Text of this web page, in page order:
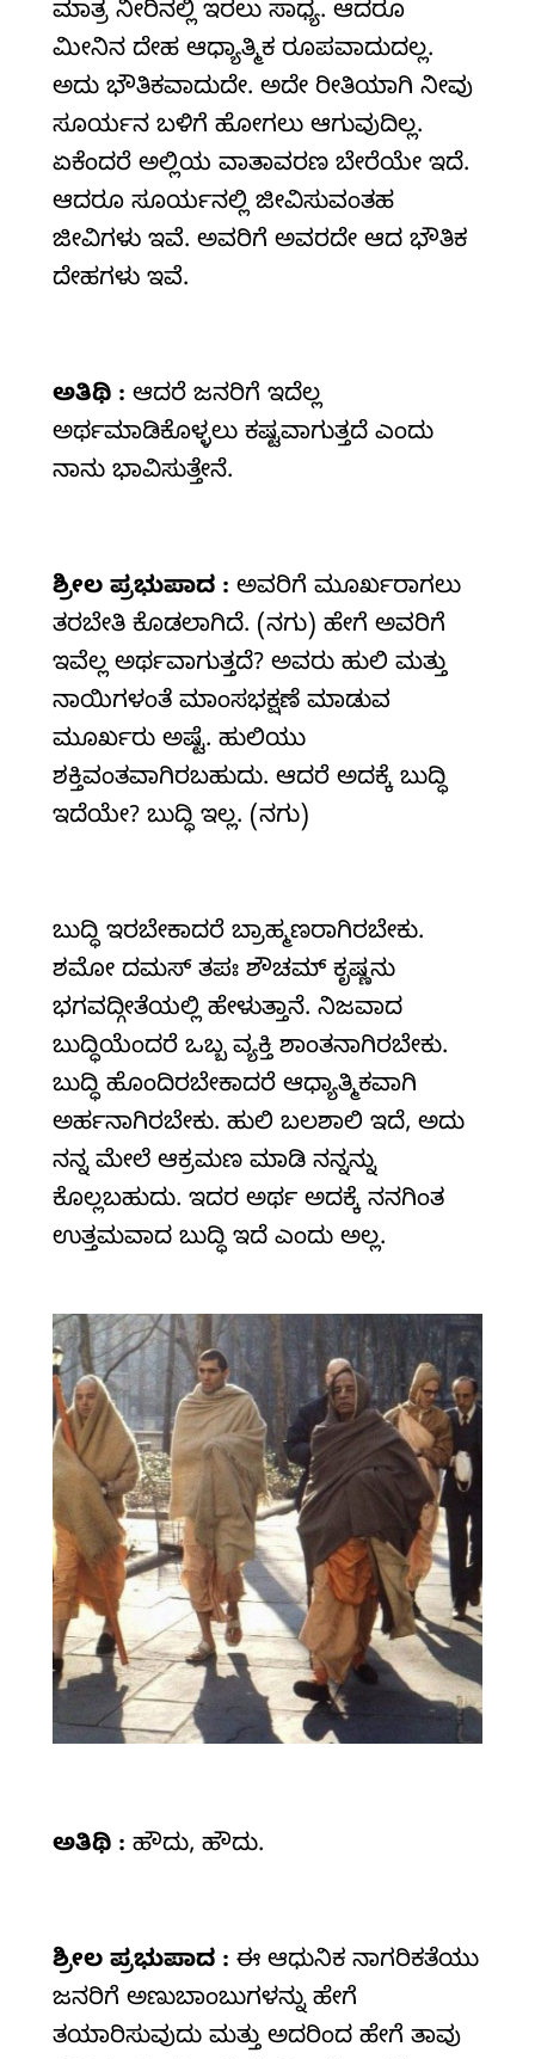
ಮಾತ್ರ ನೀರಿನಲ್ಲಿ ಇರಲು ಸಾಧ್ಯ. ಆದರೂ
ಮೀನಿನ ದೇಹ ಆಧ್ಯಾತ್ಮಿಕ ರೂಪವಾದುದಲ್ಲ.
ಅದು ಭೌತಿಕವಾದುದೇ. ಅದೇ ರೀತಿಯಾಗಿ ನೀವು
ಸೂರ್ಯನ ಬಳಿಗೆ ಹೋಗಲು ಆಗುವುದಿಲ್ಲ.
ಏಕೆಂದರೆ ಅಲ್ಲಿಯ ವಾತಾವರಣ ಬೇರೆಯೇ ಇದೆ.
ಆದರೂ ಸೂರ್ಯನಲ್ಲಿ ಜೀವಿಸುವಂತಹ
ಜೀವಿಗಳು ಇವೆ. ಅವರಿಗೆ ಅವರದೇ ಆದ ಭೌತಿಕ
ದೇಹಗಳು ಇವೆ.
ಅತಿಥಿ : ಆದರೆ ಜನರಿಗೆ ಇದೆಲ್ಲ
ಅರ್ಥಮಾಡಿಕೊಳ್ಳಲು ಕಷ್ಟವಾಗುತ್ತದೆ ಎಂದು
ನಾನು ಭಾವಿಸುತ್ತೇನೆ.
ಶ್ರೀಲ ಪ್ರಭುಪಾದ : ಅವರಿಗೆ ಮೂರ್ಖರಾಗಲು
ತರಬೇತಿ ಕೊಡಲಾಗಿದೆ. (ನಗು) ಹೇಗೆ ಅವರಿಗೆ
ಇವೆಲ್ಲ ಅರ್ಥವಾಗುತ್ತದೆ? ಅವರು ಹುಲಿ ಮತ್ತು
ನಾಯಿಗಳಂತೆ ಮಾಂಸಭಕ್ಷಣೆ ಮಾಡುವ
ಮೂರ್ಖರು ಅಷ್ಟೆ. ಹುಲಿಯು
ಶಕ್ತಿವಂತವಾಗಿರಬಹುದು. ಆದರೆ ಅದಕ್ಕೆ ಬುದ್ಧಿ
ಇದೆಯೇ? ಬುದ್ಧಿ ಇಲ್ಲ. (ನಗು)
ಬುದ್ಧಿ ಇರಬೇಕಾದರೆ ಬ್ರಾಹ್ಮಣರಾಗಿರಬೇಕು.
ಶಮೋ ದಮಸ್ ತಪಃ ಶೌಚಮ್ ಕೃಷ್ಣನು
ಭಗವದ್ಗೀತೆಯಲ್ಲಿ ಹೇಳುತ್ತಾನೆ. ನಿಜವಾದ
ಬುದ್ಧಿಯೆಂದರೆ ಒಬ್ಬ ವ್ಯಕ್ತಿ ಶಾಂತನಾಗಿರಬೇಕು.
ಬುದ್ಧಿ ಹೊಂದಿರಬೇಕಾದರೆ ಆಧ್ಯಾತ್ಮಿಕವಾಗಿ
ಅರ್ಹನಾಗಿರಬೇಕು. ಹುಲಿ ಬಲಶಾಲಿ ಇದೆ, ಅದು
ನನ್ನ ಮೇಲೆ ಆಕ್ರಮಣ ಮಾಡಿ ನನ್ನನ್ನು
ಕೊಲ್ಲಬಹುದು. ಇದರ ಅರ್ಥ ಅದಕ್ಕೆ ನನಗಿಂತ
ಉತ್ತಮವಾದ ಬುದ್ಧಿ ಇದೆ ಎಂದು ಅಲ್ಲ.
ಅತಿಥಿ : ಹೌದು, ಹೌದು.
ಶ್ರೀಲ ಪ್ರಭುಪಾದ : ಈ ಆಧುನಿಕ ನಾಗರಿಕತೆಯು
ಜನರಿಗೆ ಅಣುಬಾಂಬುಗಳನ್ನು ಹೇಗೆ
ತಯಾರಿಸುವುದು ಮತ್ತು ಅದರಿಂದ ಹೇಗೆ ತಾವು